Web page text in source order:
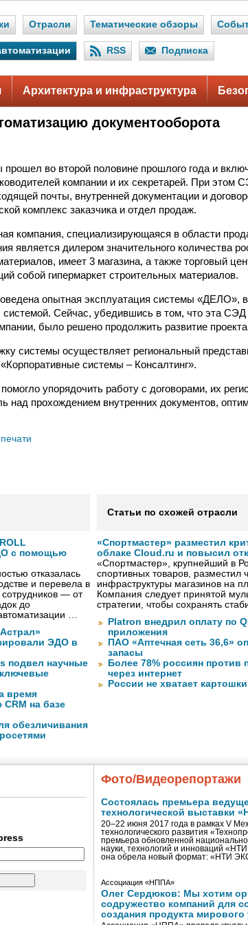
Отрасли Тематические обзоры
RSS Подписка
Архитектура и инфраструктура
документооборота
во второй половине прошлого года и
компании и их секретарей. При этом
почты, внутренней документации и
комплекс заказчика и отдел продаж.
компания, специализирующаяся в области
является дилером значительного количества
имеет 3 магазина, а также торговый
собой гипермаркет строительных материалов.
опытная эксплуатация системы «ДЕЛО»,
системой. Сейчас, убедившись в том, что эта
было решено продолжить развитие
системы осуществляет региональный
системы – Консалтинг».
упорядочить работу с договорами, их
над прохождением внутренних документов,
с помощью
отказалась
и перевела в
— от
до
…
ЭДО в
подвел научные
ключевые
время
на базе
обезличивания
Статьи по схожей отрасли
«Спортмастер» разместил
облаке Cloud.ru и повысил
«Спортмастер», крупнейший в
спортивных товаров, разместил
инфраструктуры магазинов на
Компания следует принятой
стратегии, чтобы сохранять
Platron внедрил оплату по
приложения
ПАО «Аптечная сеть 36,6»
запасы
Более 78% россиян против
через интернет
России не хватает картошки
Фото/Видеорепортажи
Состоялась премьера
технологической выставки
20–22 июня 2017 года в рамках V
технологического развития
премьера обновленной
науки, технологий и инноваций
она обрела новый формат: «НТИ
Ассоциация «НППА»
Олег Сердюков: Мы хотим
содружество компаний для
создания продукта мирового